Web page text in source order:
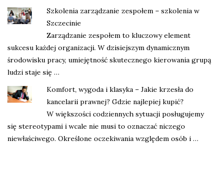
Szkolenia zarządzanie zespołem – szkolenia w
Szczecinie
Zarządzanie zespołem to kluczowy element
sukcesu każdej organizacji. W dzisiejszym dynamicznym
środowisku pracy, umiejętność skutecznego kierowania grupą
ludzi staje się …
Komfort, wygoda i klasyka – Jakie krzesła do
kancelarii prawnej? Gdzie najlepiej kupić?
W większości codziennych sytuacji posługujemy
się stereotypami i wcale nie musi to oznaczać niczego
niewłaściwego. Określone oczekiwania względem osób i …